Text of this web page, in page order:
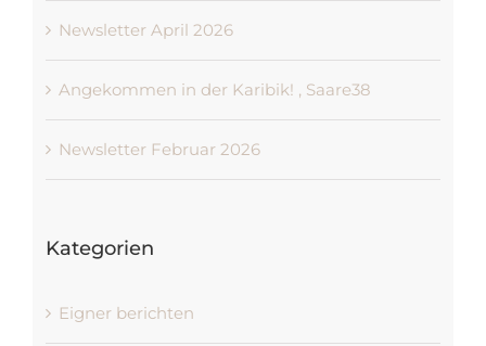
Newsletter April 2026
Angekommen in der Karibik! , Saare38
Newsletter Februar 2026
Kategorien
Eigner berichten